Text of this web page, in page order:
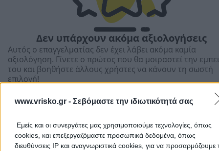
www.vrisko.gr - Σεβόμαστε την ιδιωτικότητά σας
Εμείς και οι συνεργάτες μας χρησιμοποιούμε τεχνολογίες, όπως
cookies, και επεξεργαζόμαστε προσωπικά δεδομένα, όπως
διευθύνσεις IP και αναγνωριστικά cookies, για να προσαρμόζουμε
Δεν υπάρχουν ακόμα αξιολογήσεις
Αυτός ο επαγγελματίας δεν έχει λάβει ακόμα καμία
αξιολόγηση. Γίνετε ο πρώτος που θα μοιραστεί την
του και βοηθήστε άλλους χρήστες να κάνουν τη σωστή
επιλογή!